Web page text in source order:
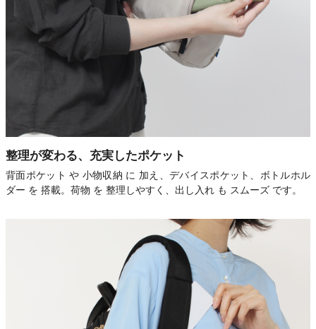
整理が変わる、充実したポケット
背面ポケット や 小物収納 に 加え、デバイスポケット、ボトルホル
ダー を 搭載。荷物 を 整理しやすく、出し入れ も スムーズ です。